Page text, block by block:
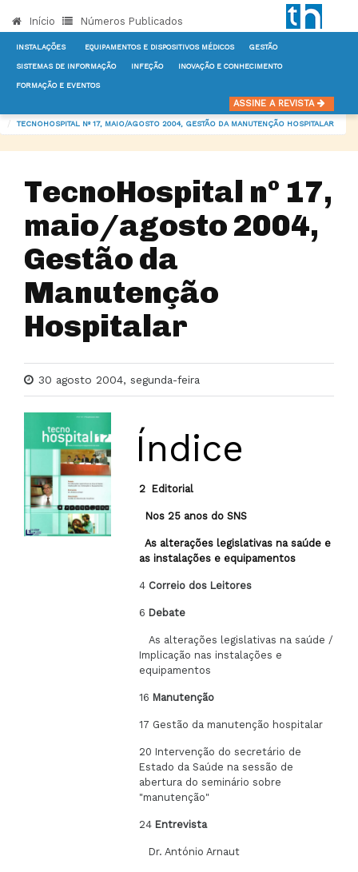
Início Números Publicados
INSTALAÇÕES EQUIPAMENTOS E DISPOSITIVOS MÉDICOS GESTÃO
SISTEMAS DE INFORMAÇÃO INFEÇÃO INOVAÇÃO E CONHECIMENTO
FORMAÇÃO E EVENTOS
ASSINE A REVISTA
EQUIPAMENTOS E DISPOSITIVOS MÉDICOS
TECNOHOSPITAL Nº 17, MAIO/AGOSTO 2004, GESTÃO DA MANUTENÇÃO HOSPITALAR
TecnoHospital nº 17,
maio/agosto 2004,
Gestão da
Manutenção
Hospitalar
30 agosto 2004, segunda-feira
Índice
2 Editorial
Nos 25 anos do SNS
As alterações legislativas na saúde e
as instalações e equipamentos
4 Correio dos Leitores
6 Debate
As alterações legislativas na saúde /
Implicação nas instalações e
equipamentos
16 Manutenção
17 Gestão da manutenção hospitalar
20 Intervenção do secretário de
Estado da Saúde na sessão de
abertura do seminário sobre
"manutenção"
24 Entrevista
Dr. António Arnaut